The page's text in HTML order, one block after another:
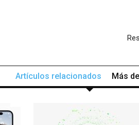
Artículos relacionados Más